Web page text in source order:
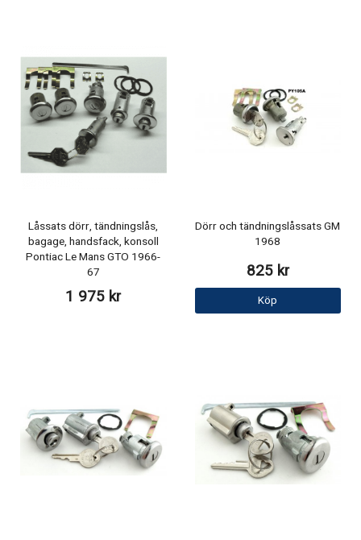
Låssats dörr, tändningslås,
bagage, handsfack, konsoll
Pontiac Le Mans GTO 1966-
67
1 975 kr
Dörr och tändningslåssats GM
1968
825 kr
Köp